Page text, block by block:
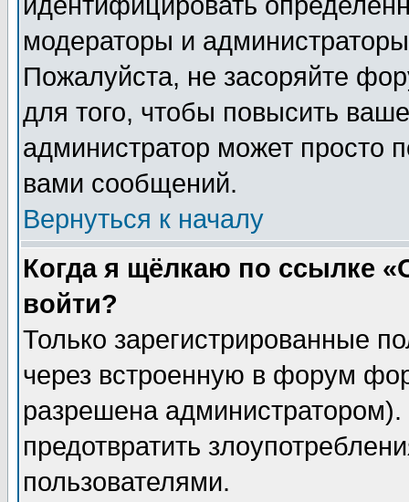
модераторы и
Пожалуйста, не засоряйте
для того, чтобы повысить
администратор может просто
вами сообщений.
Вернуться к началу
Когда я щёлкаю по ссылке
войти?
Только зарегистрированные
через встроенную в форум
разрешена
предотвратить
пользователями.